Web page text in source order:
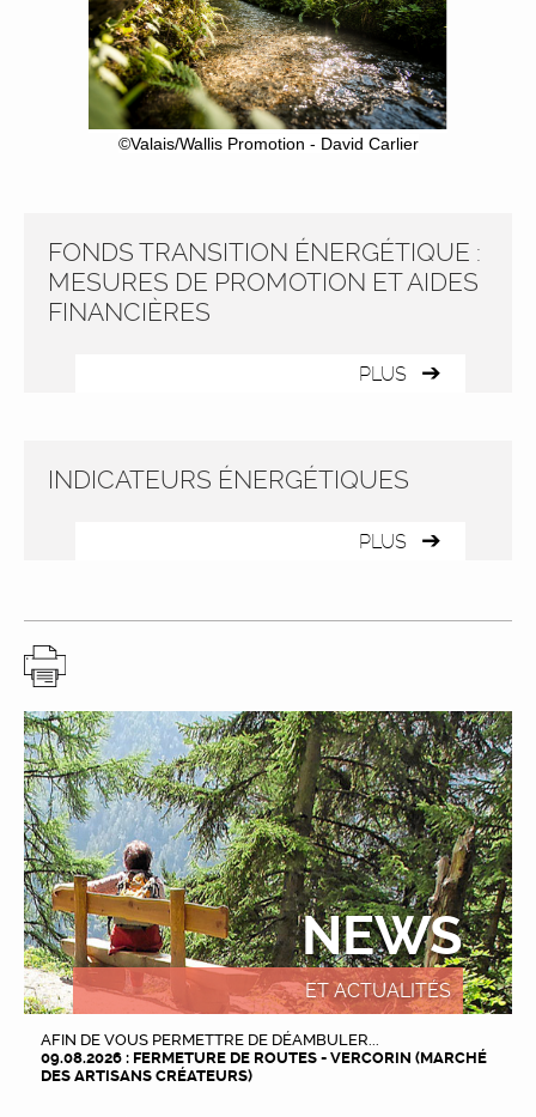
©Valais/Wallis Promotion - David Carlier
FONDS TRANSITION ÉNERGÉTIQUE :
MESURES DE PROMOTION ET AIDES
FINANCIÈRES
PLUS
INDICATEURS ÉNERGÉTIQUES
PLUS
NEWS
ET ACTUALITÉS
AFIN DE VOUS PERMETTRE DE DÉAMBULER...
09.08.2026 : FERMETURE DE ROUTES - VERCORIN (MARCHÉ
DES ARTISANS CRÉATEURS)